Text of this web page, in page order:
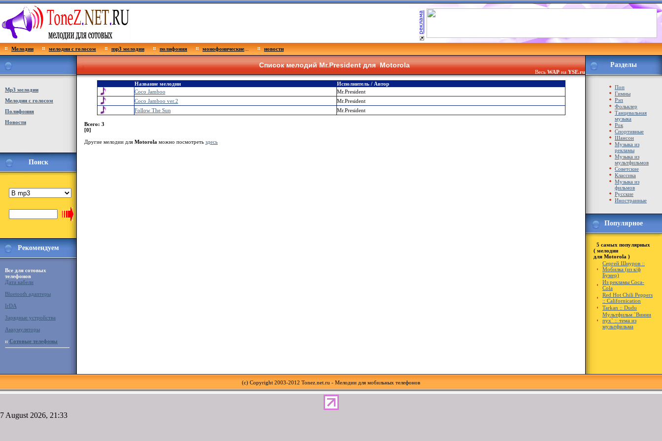
Мелодии мелодии с голосом mp3 мелодии полифония монофонические новости
Мp3 мелодии
Мелодии с голосом
Полифония
Новости
Поиск
Рекомендуем
Все для сотовых
телефонов
Дата кабели
Bluetooth адаптеры
IrDA
Зарядные устройства
Аккумуляторы
и Сотовые телефоны
Список мелодий Mr.President дляMotorola
Весь WAP на YSE.ru
Название мелодии
Исполнитель / Автор
Coco Jamboo
Mr.President
Coco Jamboo ver.2
Mr.President
Follow The Sun
Mr.President
Всего: 3
[0]
Другие мелодии для Motorola можно посмотреть здесь
Разделы
Поп
Гимны
Рэп
Фольклер
Танцевальная
музыка
Рок
Спортивные
Шансон
Музыка из
рекламы
Музыка из
мультфильмов
Советские
Классика
Музыка из
фильмов
Русские
Иностранные
Популярное
5 самых популярных
( мелодии
для Motorola )
Сергей Шнуров ::
Мобилка (из к/ф
Бумер)
Из рекламы Coca-
Cola
Red Hot Chili Peppers
:: Californication
Tarkan :: Dudu
Мультфильм `Винни
пух` :: тема из
мультфильма
(c) Copyright 2003-2012 Tonez.net.ru - Мелодии для мобильных телефонов
7 August 2026, 21:33